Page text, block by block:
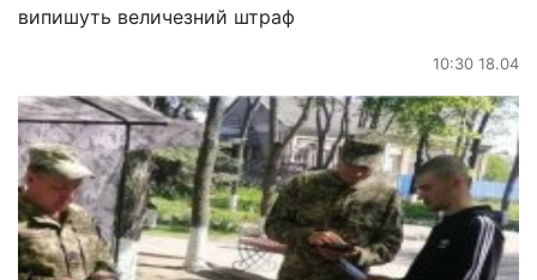
випишуть величезний штраф
10:30 18.04